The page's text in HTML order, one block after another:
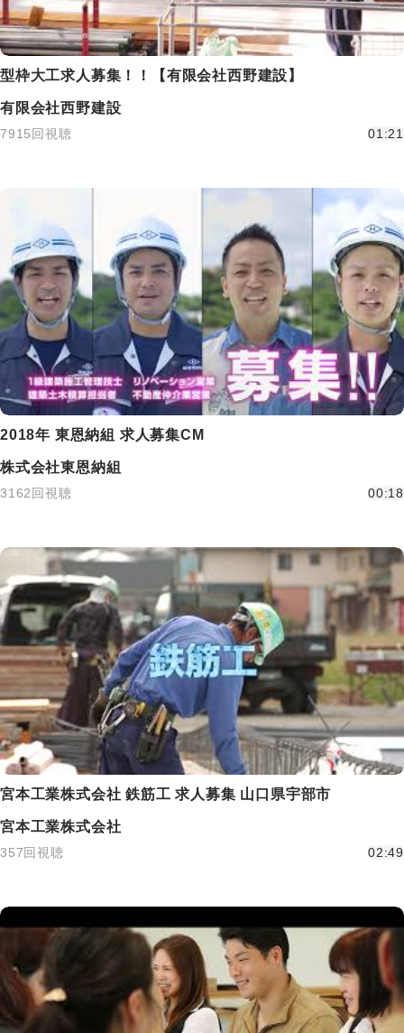
型枠大工求人募集！！【有限会社西野建設】
有限会社西野建設
7915回視聴 01:21
2018年 東恩納組 求人募集CM
株式会社東恩納組
3162回視聴 00:18
宮本工業株式会社 鉄筋工 求人募集 山口県宇部市
宮本工業株式会社
357回視聴 02:49